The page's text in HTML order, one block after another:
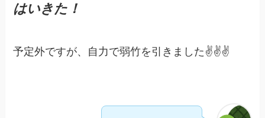
はいきた！
予定外ですが、自力で弱竹を引きました✌️✌️✌️